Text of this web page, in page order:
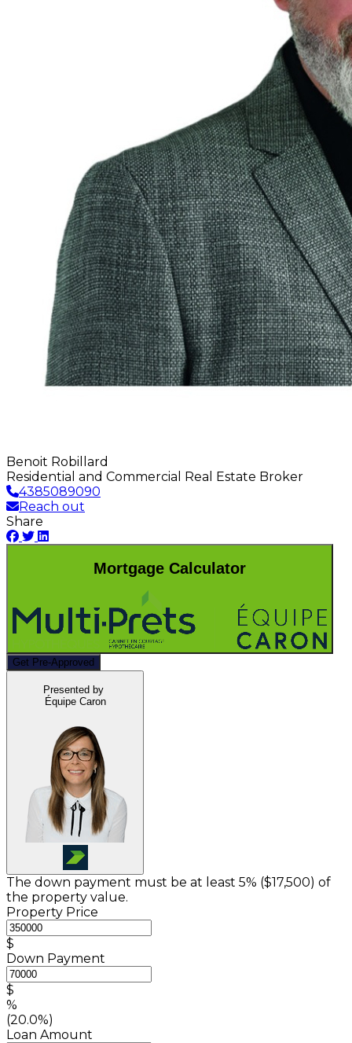
Benoit Robillard
Residential and Commercial Real Estate Broker
4385089090
Reach out
Share
Mortgage Calculator
Get Pre-Approved
Presented by
Équipe Caron
The down payment must be at least 5% ($17,500) of
the property value.
Property Price
$
Down Payment
$
%
(20.0%)
Loan Amount